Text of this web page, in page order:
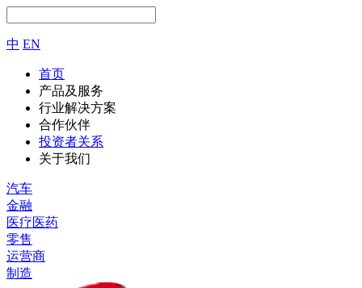
中 EN
首页
产品及服务
行业解决方案
合作伙伴
投资者关系
关于我们
汽车
金融
医疗医药
零售
运营商
制造